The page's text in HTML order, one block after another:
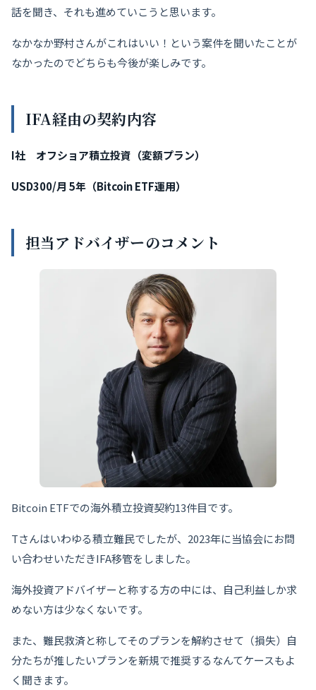
話を聞き、それも進めていこうと思います。
なかなか野村さんがこれはいい！という案件を聞いたことが
なかったのでどちらも今後が楽しみです。
IFA経由の契約内容
I社 オフショア積立投資（変額プラン）
USD300/月 5年（Bitcoin ETF運用）
担当アドバイザーのコメント
Bitcoin ETFでの海外積立投資契約13件目です。
Tさんはいわゆる積立難民でしたが、2023年に当協会にお問
い合わせいただきIFA移管をしました。
海外投資アドバイザーと称する方の中には、自己利益しか求
めない方は少なくないです。
また、難民救済と称してそのプランを解約させて（損失）自
分たちが推したいプランを新規で推奨するなんてケースもよ
く聞きます。